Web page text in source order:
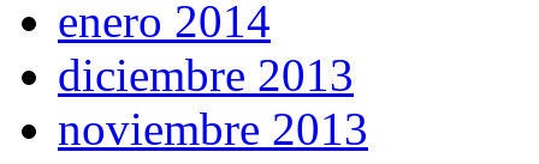
enero 2014
diciembre 2013
noviembre 2013